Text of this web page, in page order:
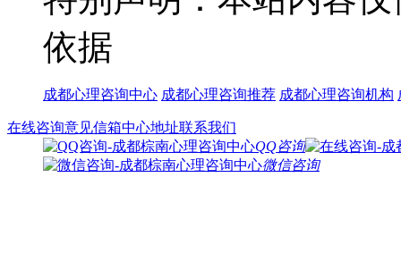
依据
成都心理咨询中心 成都心理咨询推荐 成都心理咨询机构
在线咨询意见信箱中心地址联系我们
QQ咨询
微信咨询